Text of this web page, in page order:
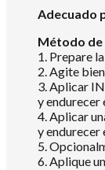
Adecuado
Método de
1. Prepare
2. Agite
3. Aplicar
y endurecer
4. Aplicar
y endurecer
5.
6. Aplique